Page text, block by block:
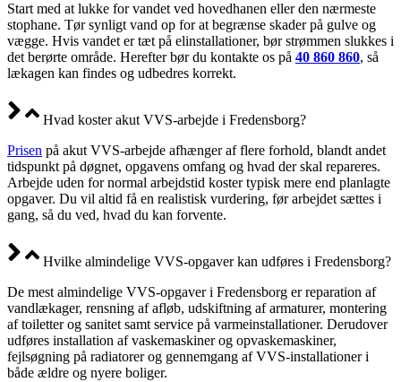
Start med at lukke for vandet ved hovedhanen eller den nærmeste
stophane. Tør synligt vand op for at begrænse skader på gulve og
vægge. Hvis vandet er tæt på elinstallationer, bør strømmen slukkes i
det berørte område. Herefter bør du kontakte os på 40 860 860, så
lækagen kan findes og udbedres korrekt.
Hvad koster akut VVS-arbejde i Fredensborg?
Prisen på akut VVS-arbejde afhænger af flere forhold, blandt andet
tidspunkt på døgnet, opgavens omfang og hvad der skal repareres.
Arbejde uden for normal arbejdstid koster typisk mere end planlagte
opgaver. Du vil altid få en realistisk vurdering, før arbejdet sættes i
gang, så du ved, hvad du kan forvente.
Hvilke almindelige VVS-opgaver kan udføres i Fredensborg?
De mest almindelige VVS-opgaver i Fredensborg er reparation af
vandlækager, rensning af afløb, udskiftning af armaturer, montering
af toiletter og sanitet samt service på varmeinstallationer. Derudover
udføres installation af vaskemaskiner og opvaskemaskiner,
fejlsøgning på radiatorer og gennemgang af VVS-installationer i
både ældre og nyere boliger.